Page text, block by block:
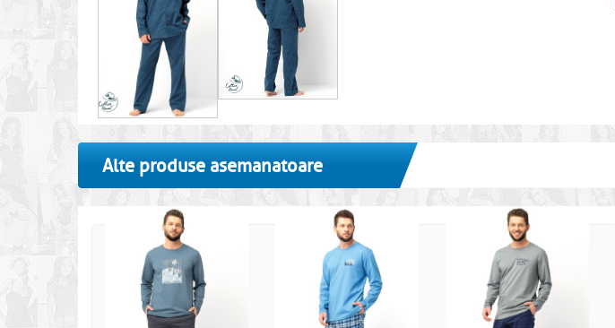
Alte produse asemanatoare